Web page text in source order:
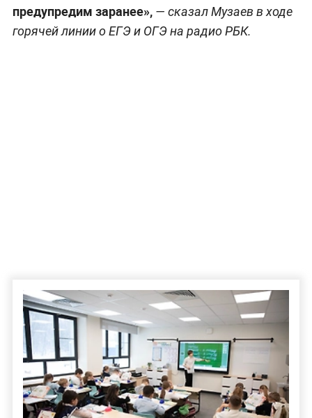
предупредим заранее»,— сказал Музаев в ходе
горячей линии о ЕГЭ и ОГЭ на радио РБК.